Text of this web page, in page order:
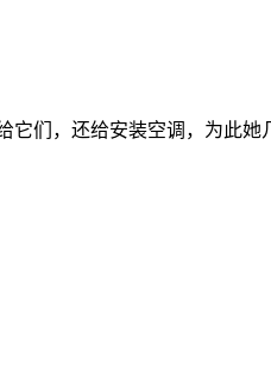
它们，还给安装空调，为此她